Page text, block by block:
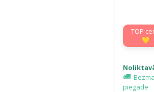
TOP
💛
piegāde